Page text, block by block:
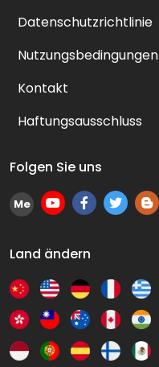
Datenschutzrichtlinie
Nutzungsbedingungen
Kontakt
Haftungsausschluss
Folgen Sie uns
Me
Land ändern